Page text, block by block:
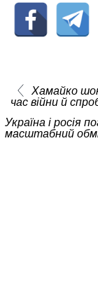
Хамайко
час війни й
Україна і росія
масштабний